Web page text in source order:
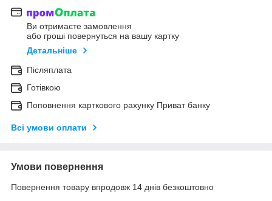
Ви отримаєте замовлення
або гроші повернуться на вашу картку
Детальніше
Післяплата
Готівкою
Поповнення карткового рахунку Приват банку
Всі умови оплати
Умови повернення
Повернення товару впродовж 14 днів безкоштовно